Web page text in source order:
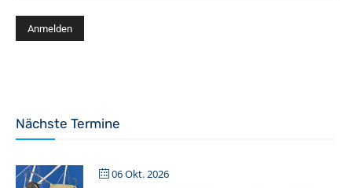
Nächste Termine
06 Okt. 2026